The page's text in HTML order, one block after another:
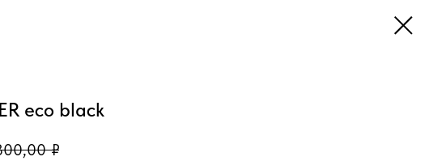
eco black
₽